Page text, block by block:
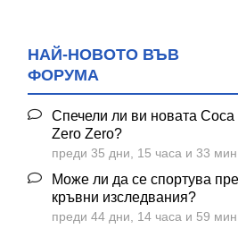
НАЙ-НОВОТО ВЪВ
ФОРУМА
Спечели ли ви новата Coca
Zero Zero?
преди 35 дни, 15 часа и 33 мин.
Може ли да се спортува
кръвни изследвания?
преди 44 дни, 14 часа и 59 мин.